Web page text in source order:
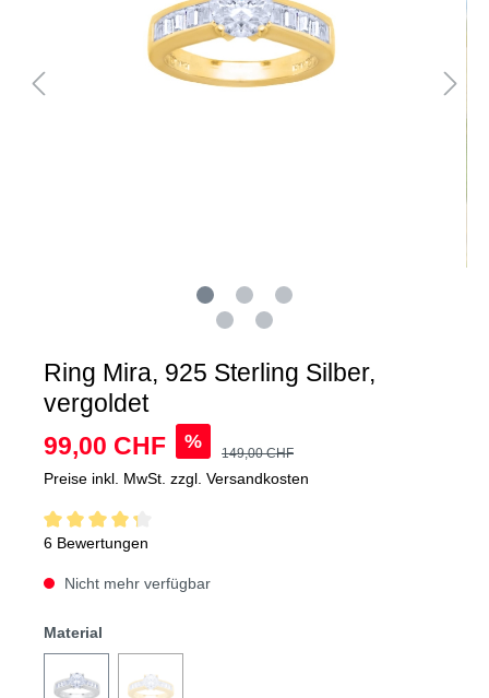
Ring Mira, 925 Sterling Silber,
vergoldet
99,00 CHF
%
149,00 CHF
Preise inkl. MwSt. zzgl. Versandkosten
6 Bewertungen
Nicht mehr verfügbar
Material